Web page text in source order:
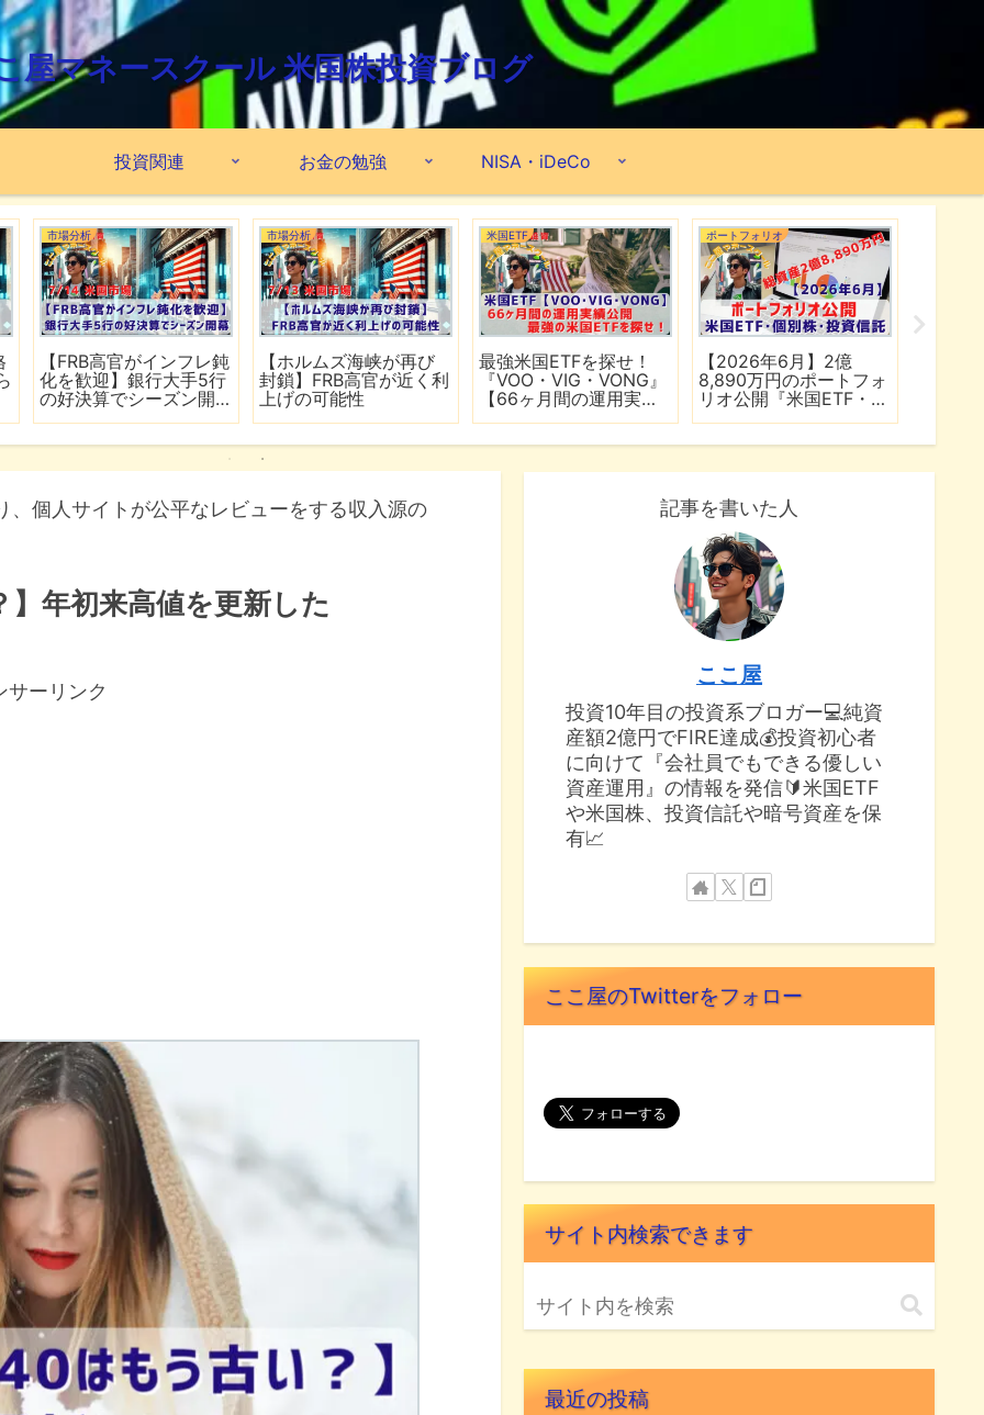
屋マネースクール 米国株投資ブログ
投資関連 お金の勉強 NISA・iDeCo
市場分析
【FRB高官がインフレ鈍
化を歓迎】銀行大手5行
の好決算でシーズン開
市場分析
【ホルムズ海峡が再び
封鎖】FRB高官が近く利
上げの可能性
米国ETF
最強米国ETFを探せ！
『VOO・VIG・VONG』
【66ヶ月間の運用実績
ポートフォリオ
【2026年6月】2億
8,890万円のポートフォ
リオ公開『米国ETF・個
個人サイトが公平なレビューをする収入源の
年初来高値を更新した
サーリンク
記事を書いた人
ここ屋
投資10年目の投資系ブロガー💻純資
産額2億円でFIRE達成💰投資初心者
に向けて『会社員でもできる優しい
資産運用』の情報を発信🔰米国ETF
や米国株、投資信託や暗号資産を保
有📈
ここ屋のTwitterをフォロー
サイト内検索できます
最近の投稿